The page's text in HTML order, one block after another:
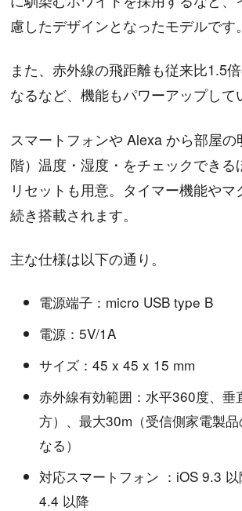
慮したデザインとなったモデルです。
また、赤外線の飛距離も従来比1.5
なるなど、機能もパワーアップして
スマートフォンや Alexa から部屋
階）温度・湿度・をチェックできる
リセットも用意。タイマー機能やマ
続き搭載されます。
主な仕様は以下の通り。
電源端子：micro USB type B
電源：5V/1A
サイズ：45 x 45 x 15 mm
赤外線有効範囲：水平360度、垂
方）、最大30m（受信側家電製
なる）
対応スマートフォン ：iOS 9.3
4.4 以降